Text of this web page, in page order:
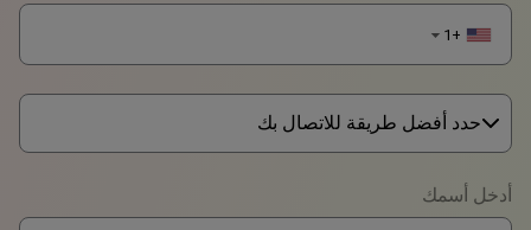
+1
▼
حدد أفضل طريقة للاتصال بك
Phone
WhatsApp
أدخل أسمك